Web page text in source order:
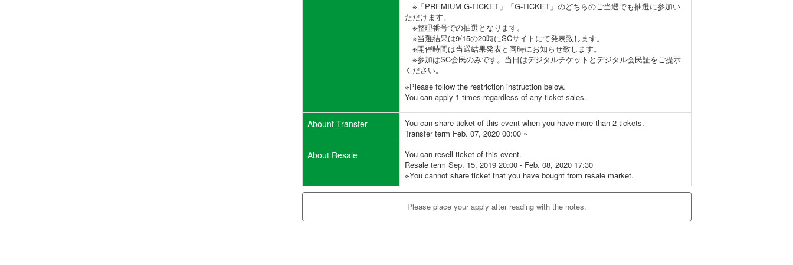
※「PREMIUM G-TICKET」「G-TICKET」のどちらのご当選でも抽選に参加い
ただけます。
※整理番号での抽選となります。
※当選結果は9/15の20時にSCサイトにて発表致します。
※開催時間は当選結果発表と同時にお知らせ致します。
※参加はSC会民のみです。当日はデジタルチケットとデジタル会民証をご提示
ください。
※Please follow the restriction instruction below.
You can apply 1 times regardless of any ticket sales.
Abount Transfer
You can share ticket of this event when you have more than 2 tickets.
Transfer term Feb. 07, 2020 00:00 ~
About Resale
You can resell ticket of this event.
Resale term Sep. 15, 2019 20:00 - Feb. 08, 2020 17:30
※You cannot share ticket that you have bought from resale market.
Please place your apply after reading with the notes.